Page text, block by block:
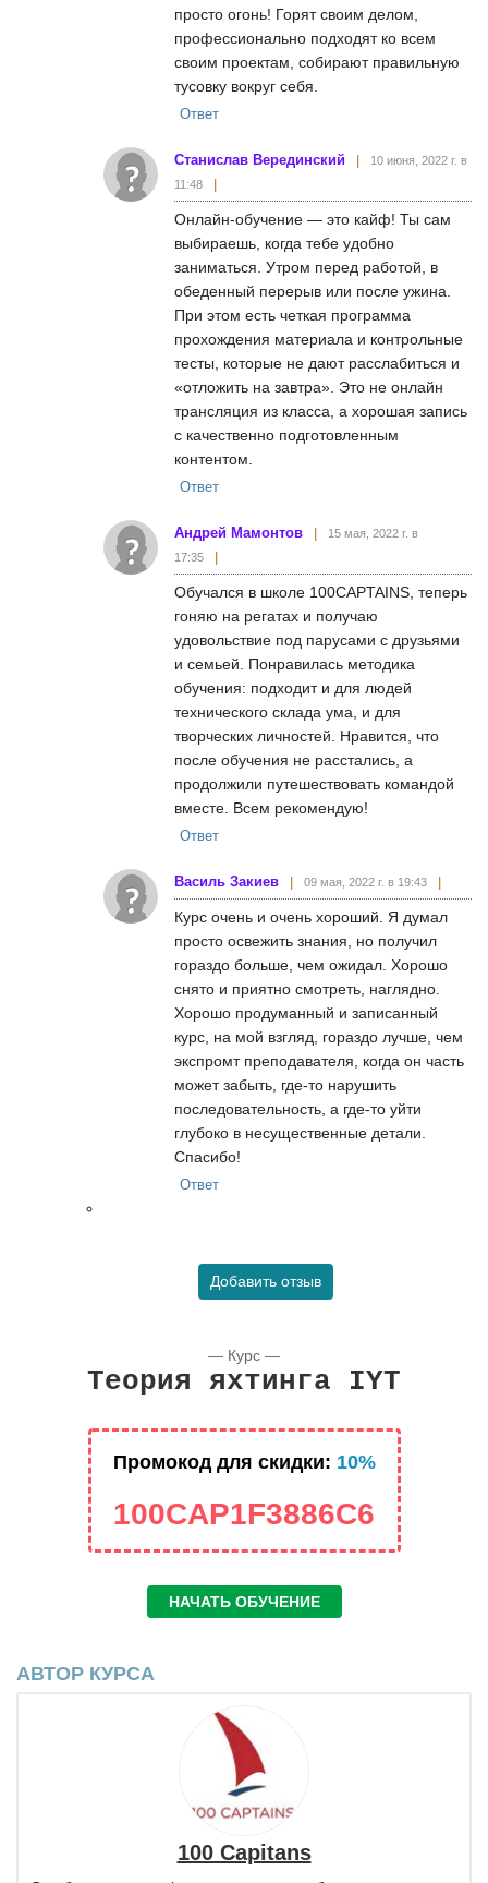
просто огонь! Горят своим делом,
профессионально подходят ко всем
своим проектам, собирают правильную
тусовку вокруг себя.
Ответ
Станислав Верединский
10 июня, 2022 г. в
11:48
Онлайн-обучение — это кайф! Ты сам
выбираешь, когда тебе удобно
заниматься. Утром перед работой, в
обеденный перерыв или после ужина.
При этом есть четкая программа
прохождения материала и контрольные
тесты, которые не дают расслабиться и
«отложить на завтра». Это не онлайн
трансляция из класса, а хорошая запись
с качественно подготовленным
контентом.
Ответ
Андрей Мамонтов
15 мая, 2022 г. в
17:35
Обучался в школе 100CAPTAINS, теперь
гоняю на регатах и получаю
удовольствие под парусами с друзьями
и семьей. Понравилась методика
обучения: подходит и для людей
технического склада ума, и для
творческих личностей. Нравится, что
после обучения не расстались, а
продолжили путешествовать командой
вместе. Всем рекомендую!
Ответ
Василь Закиев 09 мая, 2022 г. в 19:43
Курс очень и очень хороший. Я думал
просто освежить знания, но получил
гораздо больше, чем ожидал. Хорошо
снято и приятно смотреть, наглядно.
Хорошо продуманный и записанный
курс, на мой взгляд, гораздо лучше, чем
экспромт преподавателя, когда он часть
может забыть, где-то нарушить
последовательность, а где-то уйти
глубоко в несущественные детали.
Спасибо!
Ответ
Добавить отзыв
— Курс —
Теория яхтинга IYT
Промокод для скидки: 10%
100CAP1F3886C6
НАЧАТЬ ОБУЧЕНИЕ
АВТОР КУРСА
100 Capitans